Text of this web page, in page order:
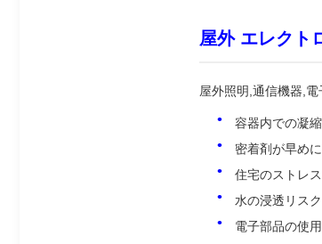
屋外 エレクト
屋外照明,通信機器,
容器内での凝縮
密着剤が早め
住宅のストレ
水の浸透リスク
電子部品の使